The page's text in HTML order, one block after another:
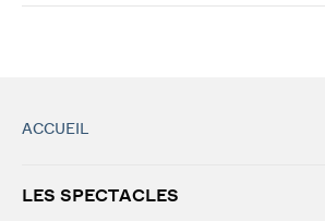
ACCUEIL
LES SPECTACLES